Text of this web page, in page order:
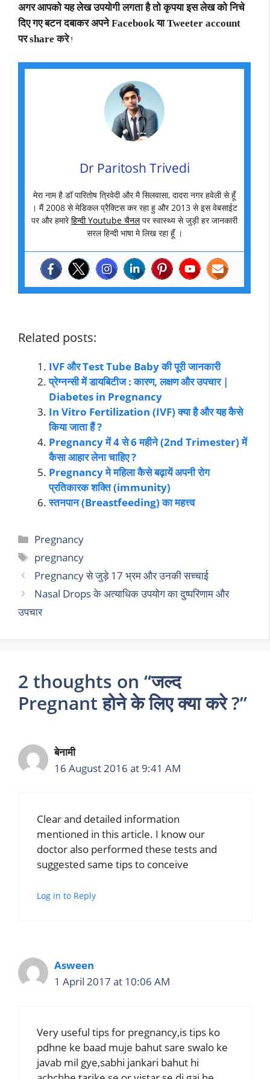
अगर आपको यह लेख उपयोगी लगता है तो कृपया इस लेख को निचे
दिए गए बटन दबाकर अपने Facebook या Tweeter account
पर share करे!
Dr Paritosh Trivedi
मेरा नाम है डॉ पारितोष त्रिवेदी और मै सिलवासा, दादरा नगर हवेली से हूँ
। मैं 2008 से मेडिकल प्रैक्टिस कर रहा हु और 2013 से इस वेबसाईट
पर और हमारेहिन्दी Youtube चैनलपर स्वास्थ्य से जुड़ी हर जानकारी
सरल हिन्दी भाषा मे लिख रहा हूँ ।
Related posts:
IVF और Test Tube Baby की पूरी जानकारी
प्रेग्नन्सी में डायबिटीज : कारण, लक्षण और उपचार |
Diabetes in Pregnancy
In Vitro Fertilization (IVF) क्या है और यह कैसे
किया जाता हैं ?
Pregnancy में 4 से 6 महीने (2nd Trimester) में
कैसा आहार लेना चाहिए ?
Pregnancy मे महिला कैसे बढ़ायें अपनी रोग
प्रतिकारक शक्ति (immunity)
स्तनपान (Breastfeeding) का महत्त्व
Pregnancy
pregnancy
Pregnancy से जुड़े 17 भ्रम और उनकी सच्चाई
Nasal Drops के अत्याधिक उपयोग का दुष्परिणाम और
उपचार
2 thoughts on “जल्द
Pregnant होने के लिए क्या करे ?”
बेनामी
16 August 2016 at 9:41 AM
Clear and detailed information
mentioned in this article. I know our
doctor also performed these tests and
suggested same tips to conceive
Log in to Reply
Asween
1 April 2017 at 10:06 AM
Very useful tips for pregnancy,is tips ko
pdhne ke baad muje bahut sare swalo ke
javab mil gye,sabhi jankari bahut hi